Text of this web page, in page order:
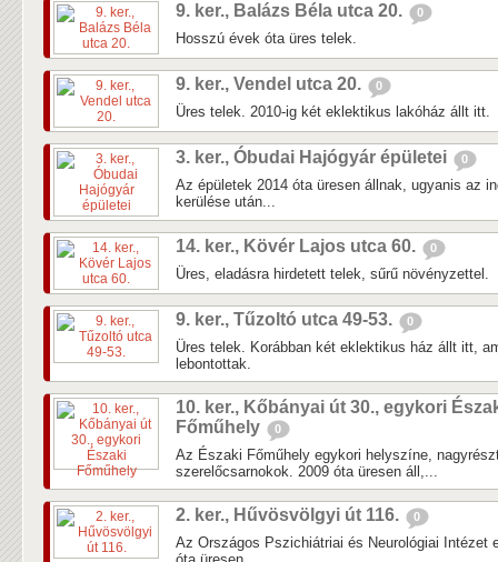
9. ker., Balázs Béla utca 20. 0
Hosszú évek óta üres telek.
9. ker., Vendel utca 20. 0
Üres telek. 2010-ig két eklektikus lakóház állt itt.
3. ker., Óbudai Hajógyár épületei 0
Az épületek 2014 óta üresen állnak, ugyanis az
kerülése után...
14. ker., Kövér Lajos utca 60. 0
Üres, eladásra hirdetett telek, sűrű növényzettel.
9. ker., Tűzoltó utca 49-53. 0
Üres telek. Korábban két eklektikus ház állt itt,
lebontottak.
10. ker., Kőbányai út 30., egykori
Főműhely
0
Az Északi Főműhely egykori helyszíne,
szerelőcsarnokok. 2009 óta üresen áll,...
2. ker., Hűvösvölgyi út 116. 0
Az Országos Pszichiátriai és Neurológiai Intézet